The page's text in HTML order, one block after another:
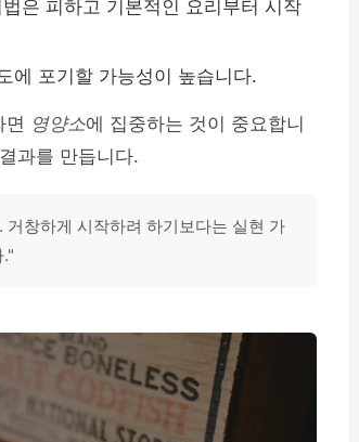
은 피하고 기본적인 요리부터 시작
에 포기할 가능성이 높습니다.
면 영양소에 집중하는 것이 중요합니
과를 만듭니다.
창하게 시작하려 하기보다는 실현 가